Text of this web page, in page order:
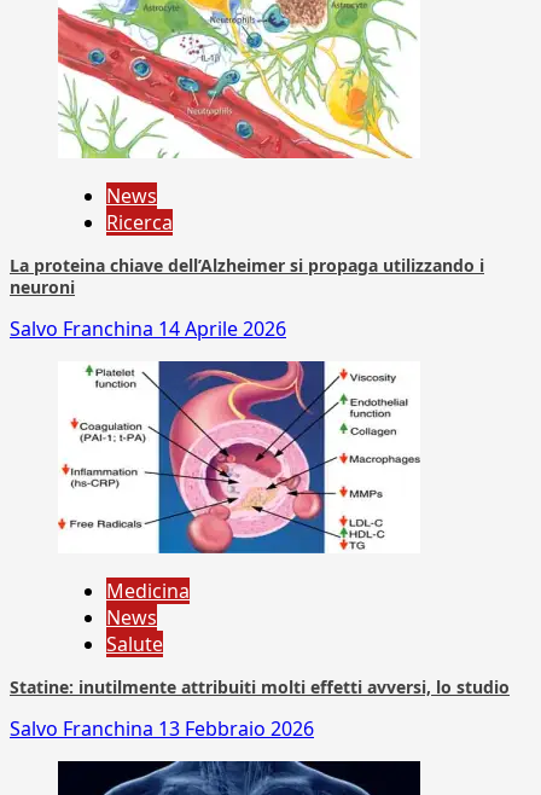
News
Ricerca
La proteina chiave dell’Alzheimer si propaga utilizzando i
neuroni
Salvo Franchina 14 Aprile 2026
Medicina
News
Salute
Statine: inutilmente attribuiti molti effetti avversi, lo studio
Salvo Franchina 13 Febbraio 2026